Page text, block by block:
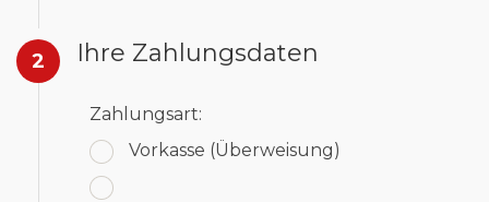
2 Ihre Zahlungsdaten
Zahlungsart:
Vorkasse (Überweisung)